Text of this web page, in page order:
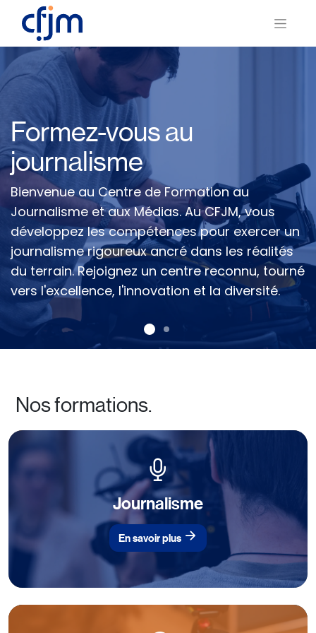
Formez-vous au
journalisme
Bienvenue au Centre de Formation au
Journalisme et aux Médias. Au CFJM, vous
développez les compétences pour exercer un
journalisme rigoureux ancré dans les réalités
du terrain. Rejoignez un centre reconnu, tourné
vers l'excellence, l'innovation et la diversité.
Nos formations.
Journalisme
En savoir plus